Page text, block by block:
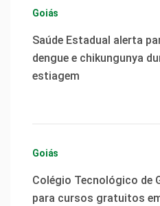
Goiás
Saúde Estadual alerta
dengue e chikungunya
estiagem
Goiás
Colégio Tecnológico de
para cursos gratuitos